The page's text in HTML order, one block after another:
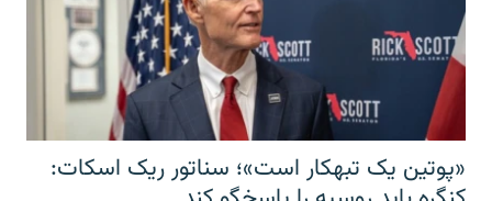
«پوتین یک تبهکار است»؛ سناتور ریک اسکات: